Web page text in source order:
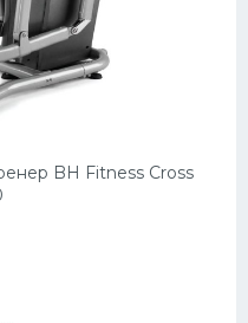
BH Fitness Cross